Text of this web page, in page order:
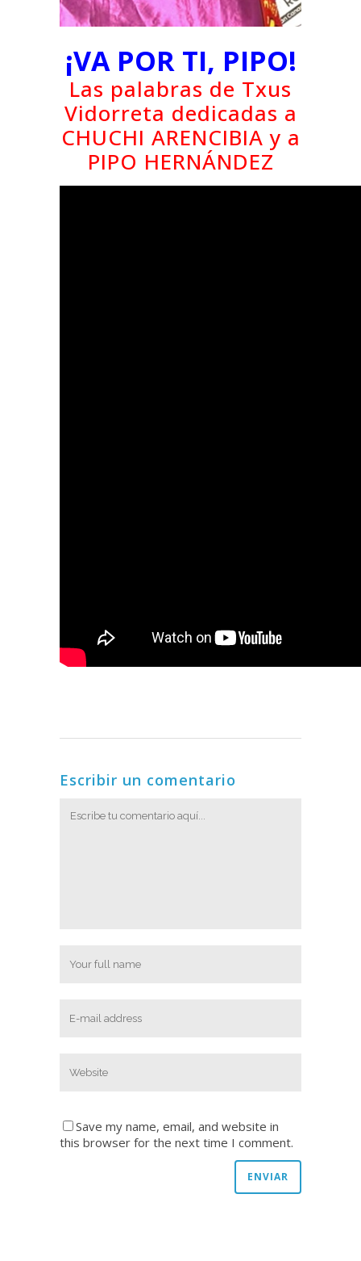
¡VA POR TI, PIPO!
Las palabras de Txus
Vidorreta dedicadas a
CHUCHI ARENCIBIA y a
PIPO HERNÁNDEZ
Escribir un comentario
Save my name, email, and website in
this browser for the next time I comment.